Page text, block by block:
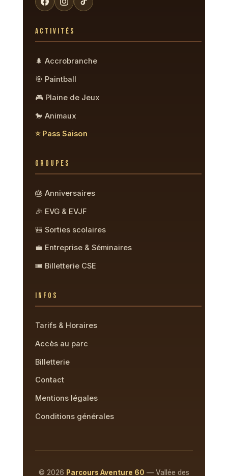
ACTIVITÉS
🌲 Accrobranche
🎯 Paintball
🎮 Plaine de Jeux
🐎 Animaux
⭐ Pass Saison
GROUPES
🎂 Anniversaires
🎉 EVG & EVJF
🎒 Sorties scolaires
💼 Entreprise & Séminaires
🎟️ Billetterie CSE
INFOS
Tarifs & Horaires
Accès au parc
Billetterie
Contact
Mentions légales
Conditions générales
© 2026 Parcours Aventure 60 — Vallée des